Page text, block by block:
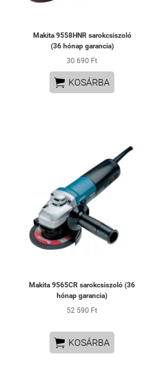
Makita 9558HNR sarokcsiszoló
(36 hónap garancia)
30 690 Ft
 KOSÁRBA
Makita 9565CR sarokcsiszoló (36
hónap garancia)
52 590 Ft
 KOSÁRBA